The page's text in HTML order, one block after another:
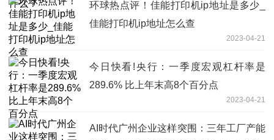
环球热点评！佳能打印机ip地址是多少_
佳能打印机ip地址怎么查
2023-04-21
今日快看!央行：一季度宏观杠杆率是
289.6% 比上年末高8个百分点
2023-04-21
AI时代广州企业这样突围：三年工厂产能